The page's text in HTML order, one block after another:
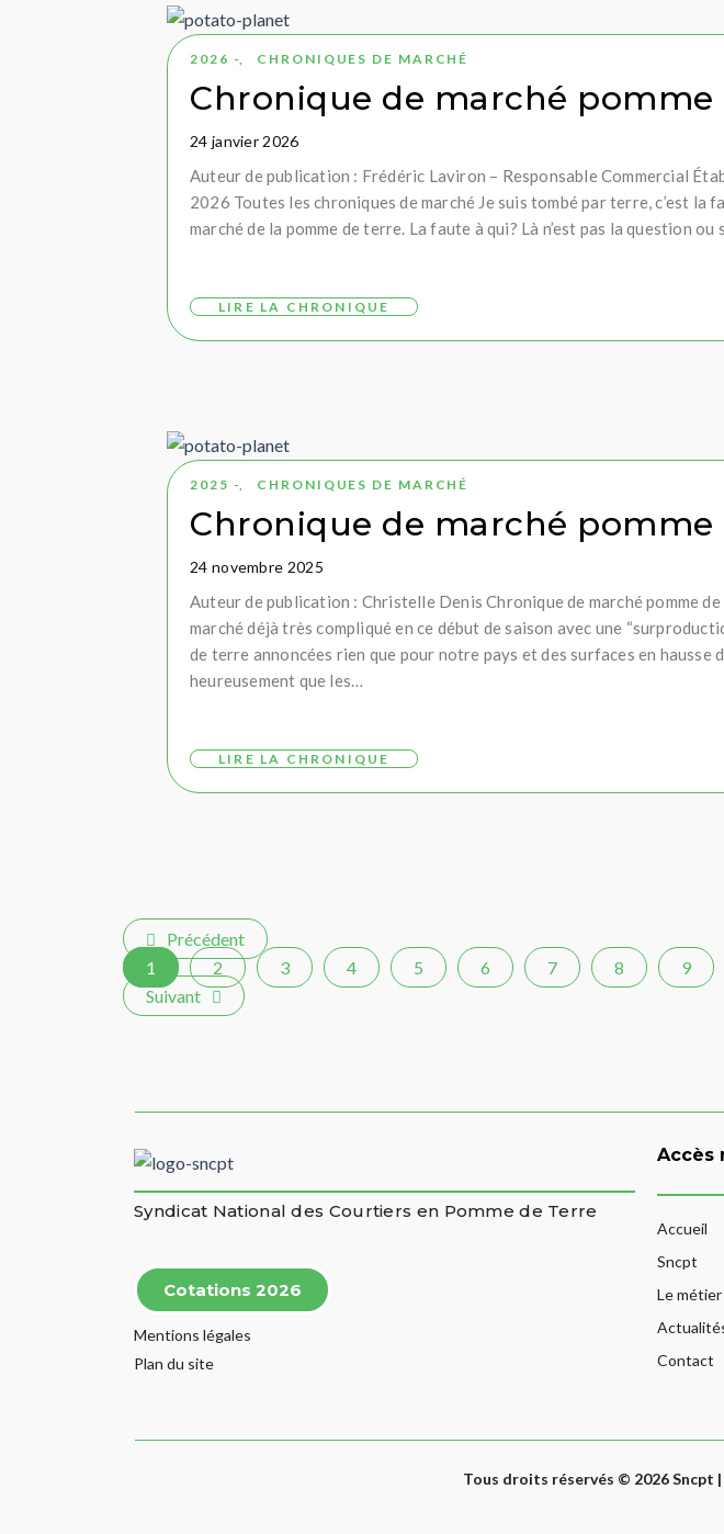
2026 - CHRONIQUES DE MARCHÉ
Chronique de marché pomme
24 janvier 2026
Auteur de publication : Frédéric Laviron – Responsable Commercial
2026 Toutes les chroniques de marché Je suis tombé par terre, c’est
marché de la pomme de terre. La faute à qui? Là n’est pas la question
LIRE LA CHRONIQUE
2025 - CHRONIQUES DE MARCHÉ
Chronique de marché
24 novembre 2025
Auteur de publication : Christelle Denis Chronique de marché pomme
marché déjà très compliqué en ce début de saison avec une
de terre annoncées rien que pour notre pays et des surfaces en
heureusement que les…
LIRE LA CHRONIQUE
Précédent
1
2 3 4 5 6 7 8
9
Suivant
Syndicat National des Courtiers en Pomme de Terre
Cotations 2026
Mentions légales
Plan du site
Accès
Accueil
Sncpt
Le
Contact
Tous droits réservés © 2026 Sncpt